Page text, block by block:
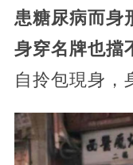
患糖尿病而身
身穿名牌也擋
自拎包現身，